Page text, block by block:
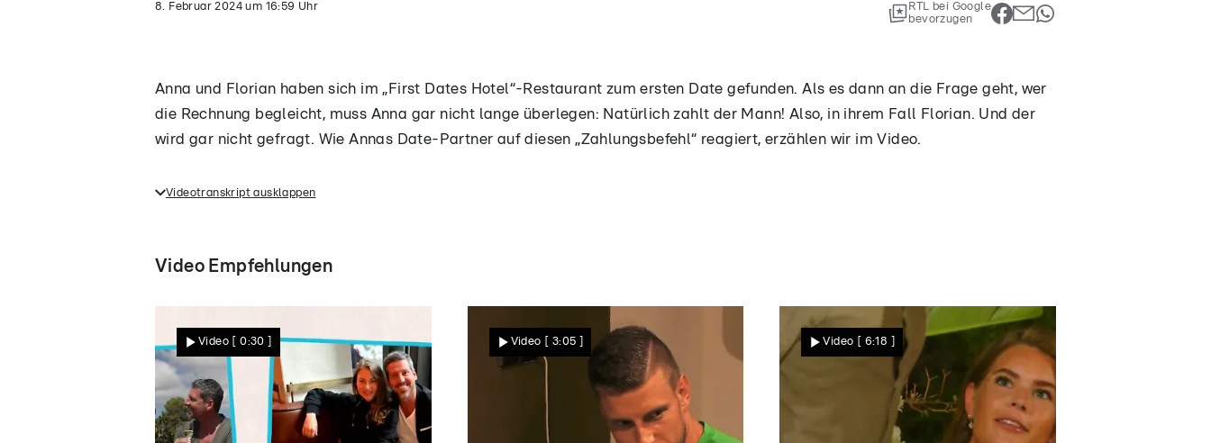
8. Februar 2024 um 16:59 Uhr
RTL bei Google
bevorzugen
Anna und Florian haben sich im „First Dates Hotel“-Restaurant zum ersten Date gefunden. Als es dann an die Frage geht, wer
die Rechnung begleicht, muss Anna gar nicht lange überlegen: Natürlich zahlt der Mann! Also, in ihrem Fall Florian. Und der
wird gar nicht gefragt. Wie Annas Date-Partner auf diesen „Zahlungsbefehl“ reagiert, erzählen wir im Video.
Im „First Dates Hotel"-Restaurant stellt sich wie immer nach dem romantischen Dinner die Frage: Wer zahlt? Für Anna ist
Videotranskript ausklappen
Video Empfehlungen
Video [ 0:30 ] Video [ 3:05 ] Video [ 6:18 ]